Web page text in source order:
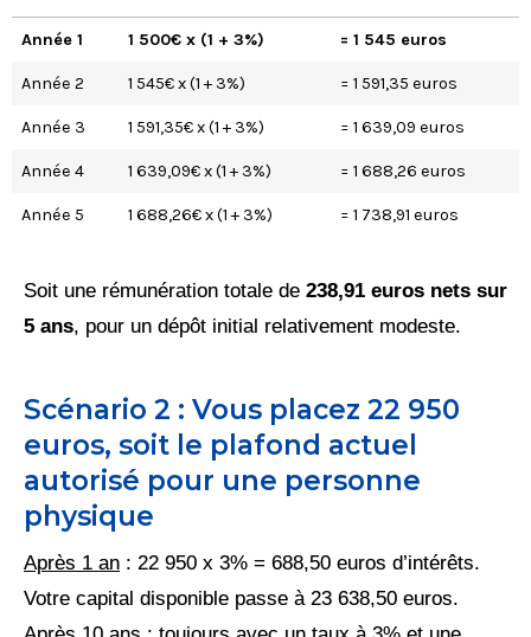
Année 1 1 500€ x (1 + 3%) = 1 545 euros
Année 2 1 545€ x (1 + 3%) = 1 591,35 euros
Année 3 1 591,35€ x (1 + 3%) = 1 639,09 euros
Année 4 1 639,09€ x (1 + 3%) = 1 688,26 euros
Année 5 1 688,26€ x (1 + 3%) = 1 738,91 euros
Soit une rémunération totale de 238,91 euros nets sur
5 ans, pour un dépôt initial relativement modeste.
Scénario 2 : Vous placez 22 950
euros, soit le plafond actuel
autorisé pour une personne
physique
Après 1 an : 22 950 x 3% = 688,50 euros d’intérêts.
Votre capital disponible passe à 23 638,50 euros.